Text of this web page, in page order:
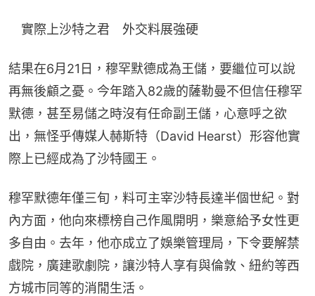
實際上沙特之君　外交料展強硬
結果在6月21日，穆罕默德成為王儲，要繼位可以說
再無後顧之憂。今年踏入82歲的薩勒曼不但信任穆罕
默德，甚至易儲之時沒有任命副王儲，心意呼之欲
出，無怪乎傳媒人赫斯特（David Hearst）形容他實
際上已經成為了沙特國王。
穆罕默德年僅三旬，料可主宰沙特長達半個世紀。對
內方面，他向來標榜自己作風開明，樂意給予女性更
多自由。去年，他亦成立了娛樂管理局，下令要解禁
戲院，廣建歌劇院，讓沙特人享有與倫敦、紐約等西
方城市同等的消閒生活。